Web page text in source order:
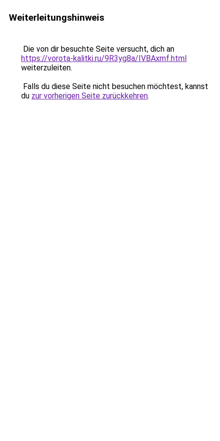
Weiterleitungshinweis
Die von dir besuchte Seite versucht, dich an
https://vorota-kalitki.ru/9R3yg8a/IVBAxmf.html
weiterzuleiten.
Falls du diese Seite nicht besuchen möchtest, kannst
du zur vorherigen Seite zurückkehren.